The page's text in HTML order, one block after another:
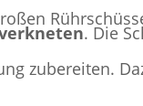
. Die
zubereiten.